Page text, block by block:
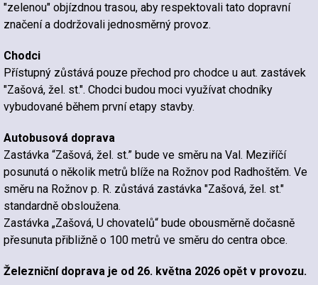
"zelenou" objízdnou trasou, aby respektovali tato dopravní
značení a dodržovali jednosměrný provoz.
Chodci
Přístupný zůstává pouze přechod pro chodce u aut. zastávek
"Zašová, žel. st.". Chodci budou moci využívat chodníky
vybudované během první etapy stavby.
Autobusová doprava
Zastávka “Zašová, žel. st.” bude ve směru na Val. Meziříčí
posunutá o několik metrů blíže na Rožnov pod Radhoštěm. Ve
směru na Rožnov p. R. zůstává zastávka "Zašová, žel. st."
standardně obsloužena.
Zastávka „Zašová, U chovatelů“ bude obousměrně dočasně
přesunuta přibližně o 100 metrů ve směru do centra obce.
Železniční doprava je od 26. května 2026 opět v provozu.